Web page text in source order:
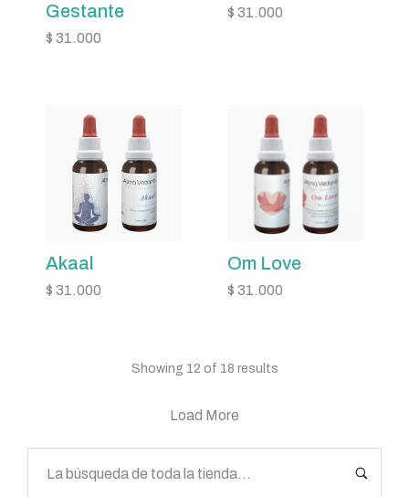
Gestante
$ 31.000
$ 31.000
Akaal
$ 31.000
Om Love
$ 31.000
Showing 12 of 18 results
Load More